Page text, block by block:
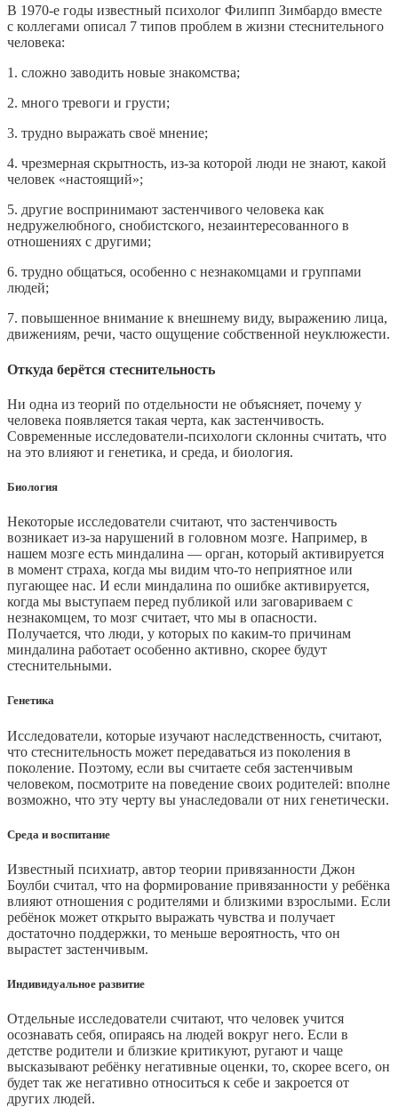
В 1970-е годы известный психолог Филипп Зимбардо вместе
с коллегами описал 7 типов проблем в жизни стеснительного
человека:
1. сложно заводить новые знакомства;
2. много тревоги и грусти;
3. трудно выражать своё мнение;
4. чрезмерная скрытность, из-за которой люди не знают, какой
человек «настоящий»;
5. другие воспринимают застенчивого человека как
недружелюбного, снобистского, незаинтересованного в
отношениях с другими;
6. трудно общаться, особенно с незнакомцами и группами
людей;
7. повышенное внимание к внешнему виду, выражению лица,
движениям, речи, часто ощущение собственной неуклюжести.
Откуда берётся стеснительность
Ни одна из теорий по отдельности не объясняет, почему у
человека появляется такая черта, как застенчивость.
Современные исследователи-психологи склонны считать, что
на это влияют и генетика, и среда, и биология.
Биология
Некоторые исследователи считают, что застенчивость
возникает из-за нарушений в головном мозге. Например, в
нашем мозге есть миндалина — орган, который активируется
в момент страха, когда мы видим что-то неприятное или
пугающее нас. И если миндалина по ошибке активируется,
когда мы выступаем перед публикой или заговариваем с
незнакомцем, то мозг считает, что мы в опасности.
Получается, что люди, у которых по каким-то причинам
миндалина работает особенно активно, скорее будут
стеснительными.
Генетика
Исследователи, которые изучают наследственность, считают,
что стеснительность может передаваться из поколения в
поколение. Поэтому, если вы считаете себя застенчивым
человеком, посмотрите на поведение своих родителей: вполне
возможно, что эту черту вы унаследовали от них генетически.
Среда и воспитание
Известный психиатр, автор теории привязанности Джон
Боулби считал, что на формирование привязанности у ребёнка
влияют отношения с родителями и близкими взрослыми. Если
ребёнок может открыто выражать чувства и получает
достаточно поддержки, то меньше вероятность, что он
вырастет застенчивым.
Индивидуальное развитие
Отдельные исследователи считают, что человек учится
осознавать себя, опираясь на людей вокруг него. Если в
детстве родители и близкие критикуют, ругают и чаще
высказывают ребёнку негативные оценки, то, скорее всего, он
будет так же негативно относиться к себе и закроется от
других людей.